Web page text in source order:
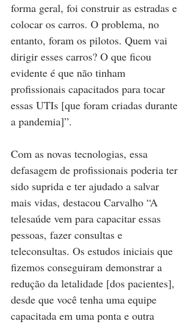
forma geral, foi construir as estradas e
colocar os carros. O problema, no
entanto, foram os pilotos. Quem vai
dirigir esses carros? O que ficou
evidente é que não tinham
profissionais capacitados para tocar
essas UTIs [que foram criadas durante
a pandemia]”.
Com as novas tecnologias, essa
defasagem de profissionais poderia ter
sido suprida e ter ajudado a salvar
mais vidas, destacou Carvalho “A
telesaúde vem para capacitar essas
pessoas, fazer consultas e
teleconsultas. Os estudos iniciais que
fizemos conseguiram demonstrar a
redução da letalidade [dos pacientes],
desde que você tenha uma equipe
capacitada em uma ponta e outra